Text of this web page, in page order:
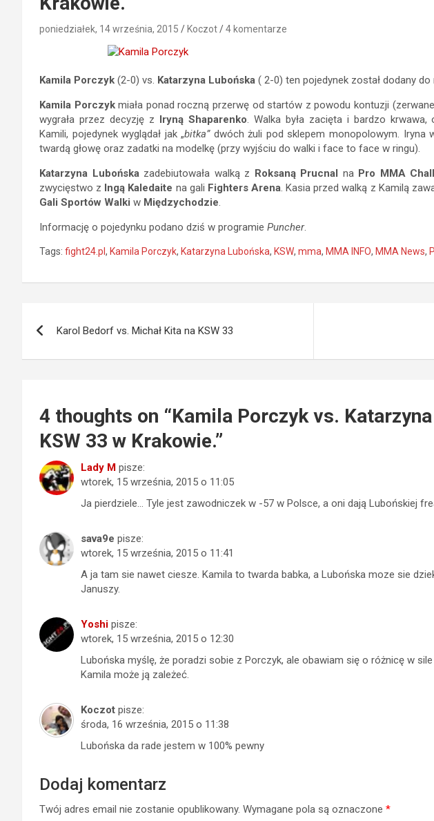
poniedziałek, 14 września, 2015 Koczot 4 komentarze
Kamila Porczyk (2-0) vs. Katarzyna Lubońska ( 2-0) ten pojedynek został dodany
Kamila Porczykmiała ponad roczną przerwę od startów z powodu kontuzji
wygrała przez decyzję z Iryną Shaparenko. Walka była zacięta i bardzo krwawa,
Kamili, pojedynek wyglądał jak „bitka”dwóch żuli pod sklepem monopolowym. Iryna
twardą głowę oraz zadatki na modelkę (przy wyjściu do walki i face to face w ringu).
Katarzyna Lubońskazadebiutowała walką z Roksaną Prucnal na Pro MMA
zwycięstwo z Ingą Kaledaite na gali Fighters Arena. Kasia przed walką z Kamilą
Gali Sportów Walki w Międzychodzie.
Informację o pojedynku podano dziś w programie Puncher.
Tags: fight24.pl , Kamila Porczyk, Katarzyna Lubońska, KSW, mma, MMA INFO, MMA News,
wpisu
Karol Bedorf vs. Michał Kita na KSW 33
4 thoughts on “Kamila Porczyk vs.
KSW 33 w Krakowie.”
Lady M pisze:
wtorek, 15 września, 2015 o 11:05
Ja pierdziele… Tyle jest zawodniczek w -57 w Polsce, a oni dają Lubońskiej
sava9e pisze:
wtorek, 15 września, 2015 o 11:41
A ja tam sie nawet ciesze. Kamila to twarda babka, a Lubońska moze sie
Januszy.
Yoshi pisze:
wtorek, 15 września, 2015 o 12:30
Lubońska myślę, że poradzi sobie z Porczyk, ale obawiam się o różnicę w
Kamila może ją zależeć.
Koczot pisze:
środa, 16 września, 2015 o 11:38
Lubońska da rade jestem w 100% pewny
Dodaj komentarz
Twój adres email nie zostanie opublikowany. Wymagane pola są oznaczone *